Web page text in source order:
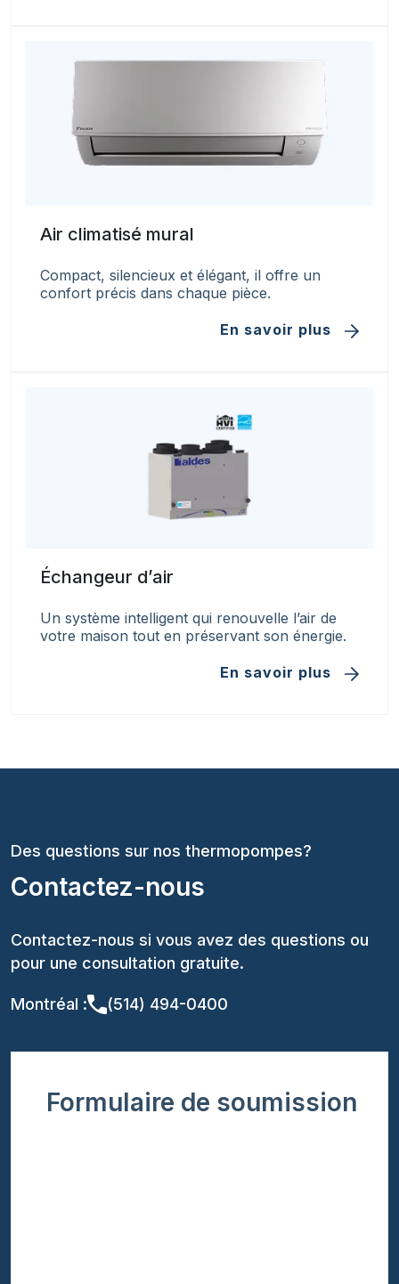
Air climatisé mural
Compact, silencieux et élégant, il offre un
confort précis dans chaque pièce.
En savoir plus
Échangeur d’air
Un système intelligent qui renouvelle l’air de
votre maison tout en préservant son énergie.
En savoir plus
Des questions sur nos thermopompes?
Contactez-nous
Contactez-nous si vous avez des questions ou
pour une consultation gratuite.
Montréal : (514) 494-0400
Formulaire de soumission